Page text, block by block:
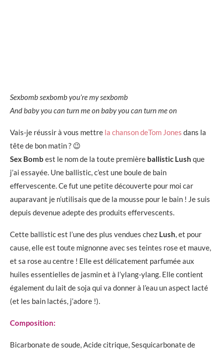
Sexbomb sexbomb you’re my sexbomb
And baby you can turn me on baby you can turn me on
Vais-je réussir à vous mettre la chanson deTom Jones dans la
tête de bon matin ? 😉
Sex Bomb est le nom de la toute première ballistic Lush que
j’ai essayée. Une ballistic, c’est une boule de bain
effervescente. Ce fut une petite découverte pour moi car
auparavant je n’utilisais que de la mousse pour le bain ! Je suis
depuis devenue adepte des produits effervescents.
Cette ballistic est l’une des plus vendues chez Lush, et pour
cause, elle est toute mignonne avec ses teintes rose et mauve,
et sa rose au centre ! Elle est délicatement parfumée aux
huiles essentielles de jasmin et à l’ylang-ylang. Elle contient
également du lait de soja qui va donner à l’eau un aspect lacté
(et les bain lactés, j’adore !).
Composition:
Bicarbonate de soude, Acide citrique, Sesquicarbonate de